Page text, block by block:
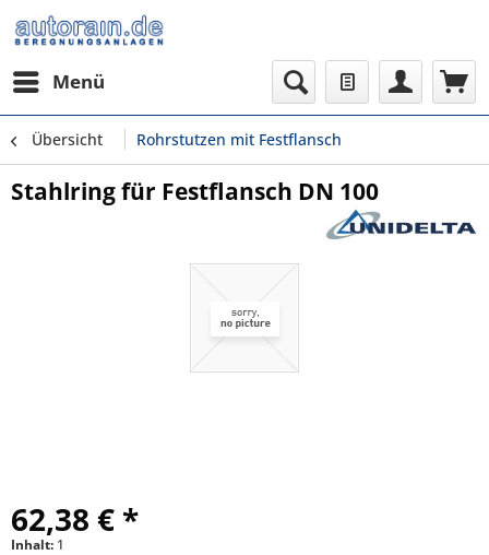
Menü
Übersicht Rohrstutzen mit Festflansch
Stahlring für Festflansch DN 100
62,38 € *
Inhalt: 1